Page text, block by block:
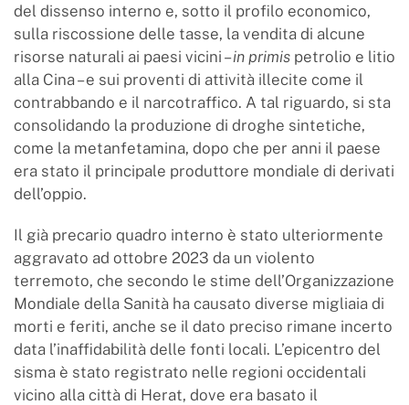
del dissenso interno e, sotto il profilo economico,
sulla riscossione delle tasse, la vendita di alcune
risorse naturali ai paesi vicini –in primis petrolio e litio
alla Cina – e sui proventi di attività illecite come il
contrabbando e il narcotraffico. A tal riguardo, si sta
consolidando la produzione di droghe sintetiche,
come la metanfetamina, dopo che per anni il paese
era stato il principale produttore mondiale di derivati
dell’oppio.
Il già precario quadro interno è stato ulteriormente
aggravato ad ottobre 2023 da un violento
terremoto, che secondo le stime dell’Organizzazione
Mondiale della Sanità ha causato diverse migliaia di
morti e feriti, anche se il dato preciso rimane incerto
data l’inaffidabilità delle fonti locali. L’epicentro del
sisma è stato registrato nelle regioni occidentali
vicino alla città di Herat, dove era basato il